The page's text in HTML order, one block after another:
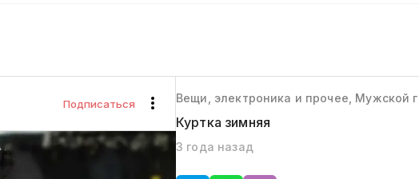
Подписаться Вещи, электроника и прочее, Мужской
Куртка зимняя
3 года назад